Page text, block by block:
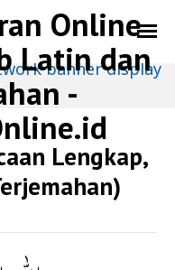
Lengkap,